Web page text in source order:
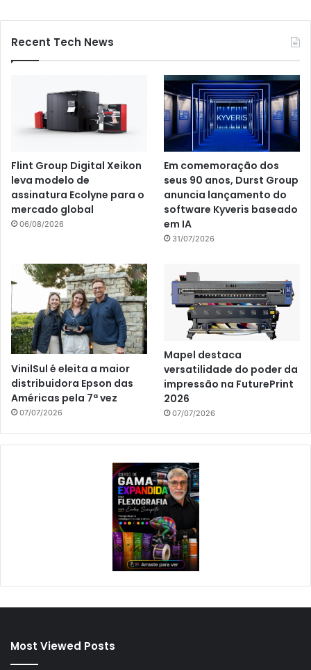
Recent Tech News
Flint Group Digital Xeikon
leva modelo de
assinatura Ecolyne para o
mercado global
06/08/2026
Em comemoração dos
seus 90 anos, Durst Group
anuncia lançamento do
software Kyveris baseado
em IA
31/07/2026
VinilSul é eleita a maior
distribuidora Epson das
Américas pela 7ª vez
07/07/2026
Mapel destaca
versatilidade do poder da
impressão na FuturePrint
2026
07/07/2026
Most Viewed Posts